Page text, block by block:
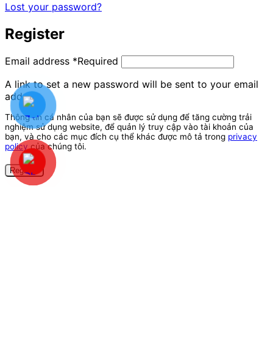
Lost your password?
Register
Email address *Required
A link to set a new password will be sent to your email
address.
Thông tin cá nhân của bạn sẽ được sử dụng để tăng cường trải
nghiệm sử dụng website, để quản lý truy cập vào tài khoản của
bạn, và cho các mục đích cụ thể khác được mô tả trong privacy
policycủa chúng tôi.
Register